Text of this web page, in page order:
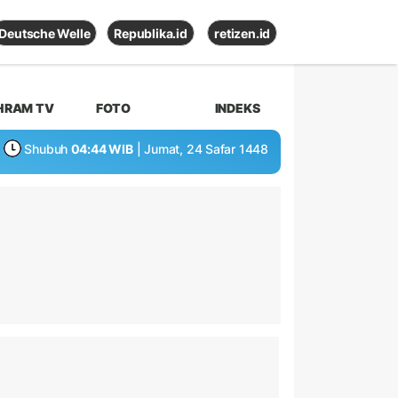
Deutsche Welle Republika.id retizen.id
TV FOTO INDEKS
Shubuh 04:44 WIB | Jumat, 24 Safar 1448